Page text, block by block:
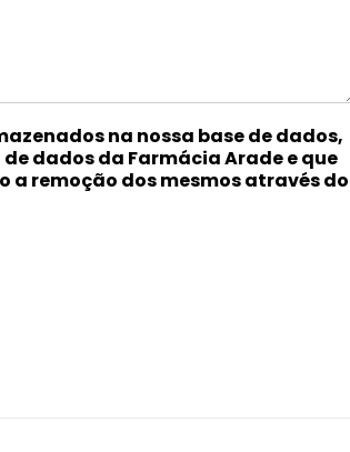
na nossa base de dados,
dados da Farmácia Arade e que
remoção dos mesmos através do